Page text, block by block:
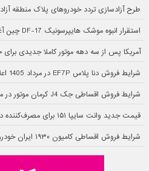
طرح آزادسازی تردد خودروهای پلاک منطقه
استقرار انبوه موشک هایپرسونیک DF-17 چین آغاز شد؛ سلاحی با رهگیری بسیار دشوار
آمریکا پس از سه دهه موتور کاملا جدیدی
شرایط فروش دنا پلاس EF7P در مرداد 1405 اعلام شد
شرایط فروش اقساطی جک J4 کرمان موتور در مرداد 1405
قیمت جدید وانت سایپا ۱۵۱ برای مصرف‌کننده در مرداد ۱۴۰۵ اعلام شد
شرایط فروش اقساطی کامیون ۱۹۳۰ ایران خودرو دیزل در مرداد ۱۴۰۵